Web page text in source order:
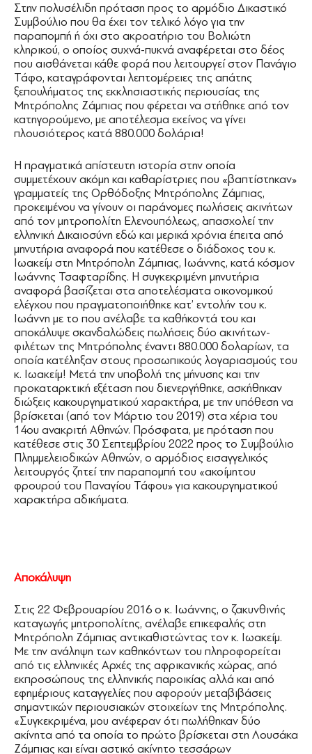
Στην πολυσέλιδη πρόταση προς το αρμόδιο Δικαστικό
Συμβούλιο που θα έχει τον τελικό λόγο για την
παραπομπή ή όχι στο ακροατήριο του Βολιώτη
κληρικού, ο οποίος συχνά-πυκνά αναφέρεται στο δέος
που αισθάνεται κάθε φορά που λειτουργεί στον Πανάγιο
Τάφο, καταγράφονται λεπτομέρειες της απάτης
ξεπουλήματος της εκκλησιαστικής περιουσίας της
Μητρόπολης Ζάμπιας που φέρεται να στήθηκε από τον
κατηγορούμενο, με αποτέλεσμα εκείνος να γίνει
πλουσιότερος κατά 880.000 δολάρια!
Η πραγματικά απίστευτη ιστορία στην οποία
συμμετέχουν ακόμη και καθαρίστριες που «βαπτίστηκαν»
γραμματείς της Ορθόδοξης Μητρόπολης Ζάμπιας,
προκειμένου να γίνουν οι παράνομες πωλήσεις ακινήτων
από τον μητροπολίτη Ελενουπόλεως, απασχολεί την
ελληνική Δικαιοσύνη εδώ και μερικά χρόνια έπειτα από
μηνυτήρια αναφορά που κατέθεσε ο διάδοχος του κ.
Ιωακείμ στη Μητρόπολη Ζάμπιας, Ιωάννης, κατά κόσμον
Ιωάννης Τσαφταρίδης. Η συγκεκριμένη μηνυτήρια
αναφορά βασίζεται στα αποτελέσματα οικονομικού
ελέγχου που πραγματοποιήθηκε κατ’ εντολήν του κ.
Ιωάννη με το που ανέλαβε τα καθήκοντά του και
αποκάλυψε σκανδαλώδεις πωλήσεις δύο ακινήτων-
φιλέτων της Μητρόπολης έναντι 880.000 δολαρίων, τα
οποία κατέληξαν στους προσωπικούς λογαριασμούς του
κ. Ιωακείμ! Μετά την υποβολή της μήνυσης και την
προκαταρκτική εξέταση που διενεργήθηκε, ασκήθηκαν
διώξεις κακουργηματικού χαρακτήρα, με την υπόθεση να
βρίσκεται (από τον Μάρτιο του 2019) στα χέρια του
14ου ανακριτή Αθηνών. Πρόσφατα, με πρόταση που
κατέθεσε στις 30 Σεπτεμβρίου 2022 προς το Συμβούλιο
Πλημμελειοδικών Αθηνών, ο αρμόδιος εισαγγελικός
λειτουργός ζητεί την παραπομπή του «ακοίμητου
φρουρού του Παναγίου Τάφου» για κακουργηματικού
χαρακτήρα αδικήματα.
Αποκάλυψη
Στις 22 Φεβρουαρίου 2016 ο κ. Ιωάννης, ο ζακυνθινής
καταγωγής μητροπολίτης, ανέλαβε επικεφαλής στη
Μητρόπολη Ζάμπιας αντικαθιστώντας τον κ. Ιωακείμ.
Με την ανάληψη των καθηκόντων του πληροφορείται
από τις ελληνικές Αρχές της αφρικανικής χώρας, από
εκπροσώπους της ελληνικής παροικίας αλλά και από
εφημέριους καταγγελίες που αφορούν μεταβιβάσεις
σημαντικών περιουσιακών στοιχείων της Μητρόπολης.
«Συγκεκριμένα, μου ανέφεραν ότι πωλήθηκαν δύο
ακίνητα από τα οποία το πρώτο βρίσκεται στη Λουσάκα
Ζάμπιας και είναι αστικό ακίνητο τεσσάρων